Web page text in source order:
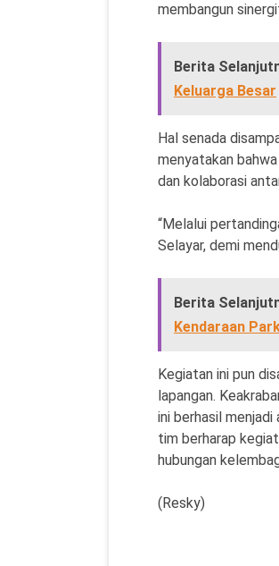
membangun
Berita
Keluarga Besar
Hal senada
menyatakan
dan kolaborasi
“Melalui
Selayar, demi
Berita
Kendaraan
Kegiatan ini pun
lapangan.
ini berhasil
tim berharap
hubungan
(Resky)